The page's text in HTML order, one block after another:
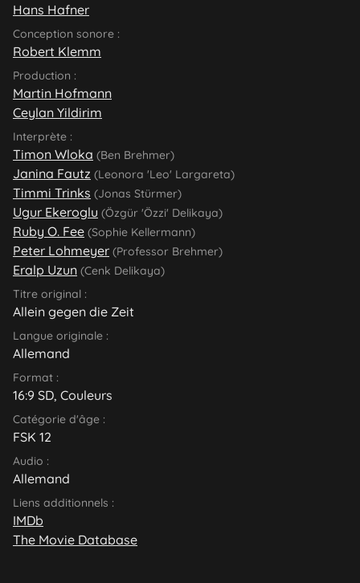
Hans Hafner
Conception sonore :
Robert Klemm
Production :
Martin Hofmann
Ceylan Yildirim
Interprète :
Timon Wloka (Ben Brehmer)
Janina Fautz (Leonora 'Leo' Largareta)
Timmi Trinks (Jonas Stürmer)
Ugur Ekeroglu (Özgür 'Özzi' Delikaya)
Ruby O. Fee (Sophie Kellermann)
Peter Lohmeyer (Professor Brehmer)
Eralp Uzun (Cenk Delikaya)
Titre original :
Allein gegen die Zeit
Langue originale :
Allemand
Format :
16:9 SD, Couleurs
Catégorie d'âge :
FSK 12
Audio :
Allemand
Liens additionnels :
IMDb
The Movie Database